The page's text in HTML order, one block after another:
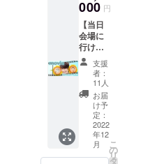
せに気づく
捉え方」
名付けて
♡Happyかよ
♡の♡ふん
わり思好♡
気づいた人
が変わって
いき、自分
らしく変化
していかれ
ており
ませ
ん。 ※
セミ
ナー参
加希望
で、こ
ちらの
リター
ンも欲
しい方
は 別途
講演会
参加リ
ターン
えたい
方 ※お
届け先
が必須
になっ
ていま
すが、
主催者
側の管
理のた
めの行
なって
おりま
す。 ※
チケッ
000 円
【当日
会場に
行けな
いから
動画で
欲し
い！礒
田佳世
を応援
した
い！
方】 内
容 ・礒
支援
者：
11人
お届
け予
定：
2022
年12
月
こ
の
リ
タ